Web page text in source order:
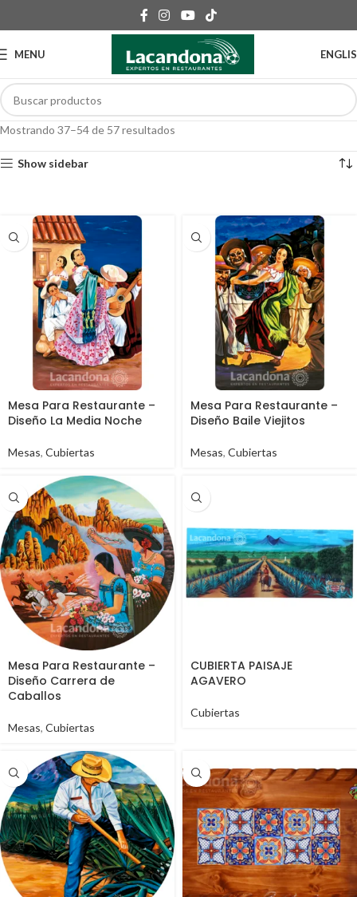
MENU
Mostrando 37–54 de 57 resultados
Show sidebar
Mesa Para Restaurante –
Diseño La Media Noche
Mesas, Cubiertas
Mesa Para Restaurante –
Diseño Baile Viejitos
Mesas, Cubiertas
Mesa Para Restaurante –
Diseño Carrera de
Caballos
Mesas, Cubiertas
CUBIERTA PAISAJE
AGAVERO
Cubiertas